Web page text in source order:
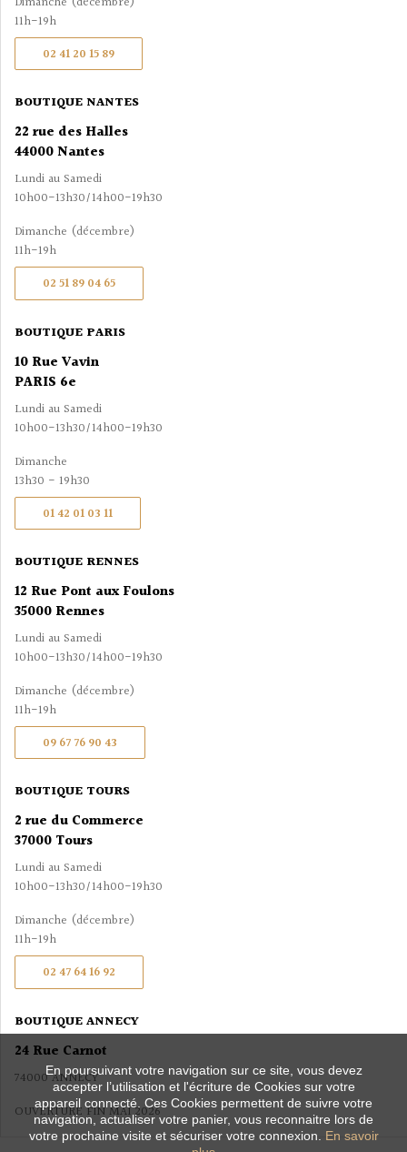
11h-19h
02 41 20 15 89
BOUTIQUE NANTES
22 rue des Halles
44000 Nantes
Lundi au Samedi
10h00-13h30/14h00-19h30
Dimanche (décembre)
11h-19h
02 51 89 04 65
BOUTIQUE PARIS
10 Rue Vavin
PARIS 6e
Lundi au Samedi
10h00-13h30/14h00-19h30
Dimanche
13h30 - 19h30
01 42 01 03 11
BOUTIQUE RENNES
12 Rue Pont aux Foulons
35000 Rennes
Lundi au Samedi
10h00-13h30/14h00-19h30
Dimanche (décembre)
11h-19h
09 67 76 90 43
BOUTIQUE TOURS
2 rue du Commerce
37000 Tours
Lundi au Samedi
10h00-13h30/14h00-19h30
Dimanche (décembre)
11h-19h
02 47 64 16 92
BOUTIQUE ANNECY
24 Rue Carnot
74000 ANNECY
OUVERTURE FIN MAI 2026
En poursuivant votre navigation sur ce site, vous devez
accepter l’utilisation et l'écriture de Cookies sur votre
appareil connecté. Ces Cookies permettent de suivre votre
navigation, actualiser votre panier, vous reconnaitre lors de
votre prochaine visite et sécuriser votre connexion. En savoir